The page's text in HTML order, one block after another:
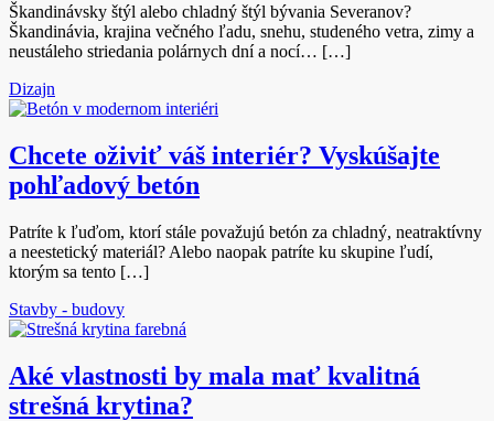
Škandinávsky štýl alebo chladný štýl bývania Severanov?
Škandinávia, krajina večného ľadu, snehu, studeného vetra, zimy a
neustáleho striedania polárnych dní a nocí… […]
Dizajn
Chcete oživiť váš interiér? Vyskúšajte
pohľadový betón
Patríte k ľuďom, ktorí stále považujú betón za chladný, neatraktívny
a neestetický materiál? Alebo naopak patríte ku skupine ľudí,
ktorým sa tento […]
Stavby - budovy
Aké vlastnosti by mala mať kvalitná
strešná krytina?